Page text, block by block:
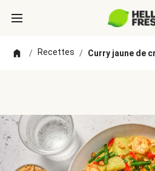
/ Recettes / Curry jaune de